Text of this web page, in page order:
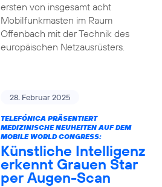
ersten von insgesamt acht
Mobilfunkmasten im Raum
Offenbach mit der Technik des
europäischen Netzausrüsters.
28. Februar 2025
TELEFÓNICA PRÄSENTIERT
MEDIZINISCHE NEUHEITEN AUF DEM
MOBILE WORLD CONGRESS:
Künstliche Intelligenz
erkennt Grauen Star
per Augen-Scan